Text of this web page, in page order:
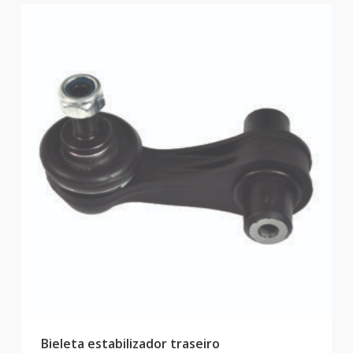
Bieleta estabilizador traseiro